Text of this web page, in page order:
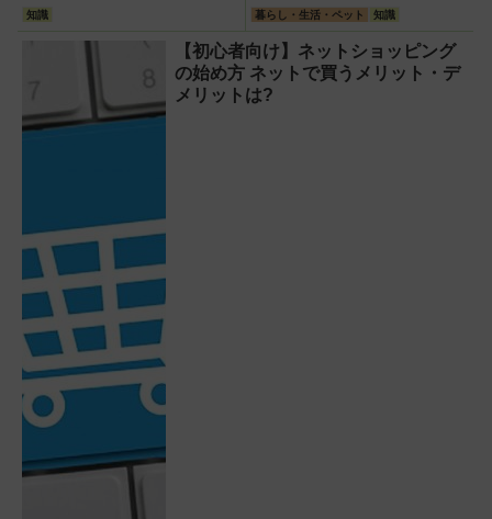
置き配って?
知識
と悩み
暮らし・生活・ペット 知識
【初心者向け】ネットショッピング
の始め方 ネットで買うメリット・デ
メリットは?